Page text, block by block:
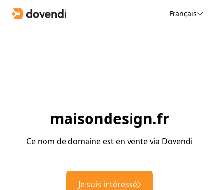
Français
maisondesign.fr
Ce nom de domaine est en vente via Dovendi
Je suis intéressé